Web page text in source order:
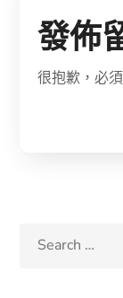
發佈
很抱歉，必須